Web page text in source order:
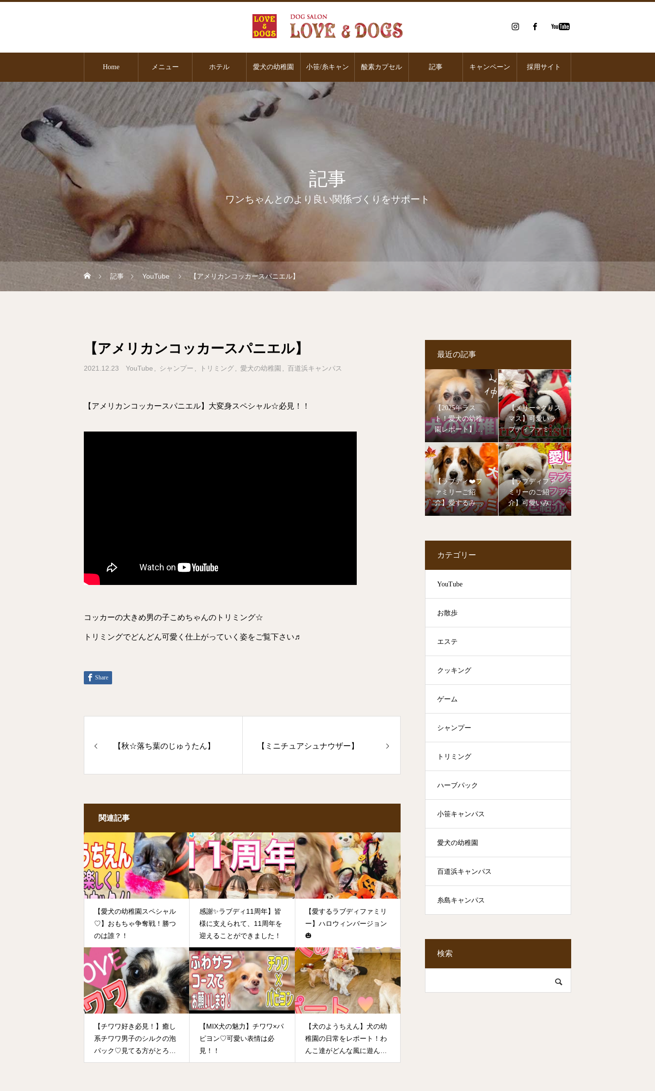
Home メニュー ホテル 愛犬の幼稚園 小笹/糸キャン 酸素カプセル 記事 キャンペーン 採用サイト
記事
ワンちゃんとのより良い関係づくりをサポート
記事 YouTube 【アメリカンコッカースパニエル】
【アメリカンコッカースパニエル】
2021.12.23 YouTube シャンプー トリミング 愛犬の幼稚園 百道浜キャンパス
【アメリカンコッカースパニエル】大変身スペシャル☆必見！！
コッカーの大きめ男の子こめちゃんのトリミング☆
トリミングでどんどん可愛く仕上がっていく姿をご覧下さい♬
Share
【秋☆落ち葉のじゅうたん】 【ミニチュアシュナウザー】
関連記事
【愛犬の幼稚園スペシャル
♡】おもちゃ争奪戦！勝つ
のは誰？！
感謝✨ラブディ11周年】皆
様に支えられて、11周年を
迎えることができました！
【愛するラブディファミリ
ー】ハロウィンバージョン
🎃
【チワワ好き必見！】癒し
系チワワ男子のシルクの泡
パック♡見てる方がとろ～
んと優しい気持ちになって
【MIX犬の魅力】チワワ×パ
ピヨン♡可愛い表情は必
見！！
【犬のようちえん】犬の幼
稚園の日常をレポート！わ
んこ達がどんな風に遊んで
るのか？！
最近の記事
【2025年ラス
ト！愛犬の幼稚
園レポート】今
年もたくさんの
子達が幼稚園デ
ビューしました
🥰
【メリー⭐️クリス
マス】可愛いラ
ブディファミリ
ーご紹介❤️
【ラブディ❤️フ
ァミリーご紹
介】愛するみん
なの笑顔をお届
【ラブディファ
ミリーのご紹
介】可愛いみん
なのお姿を見て
カテゴリー
YouTube
お散歩
エステ
クッキング
ゲーム
シャンプー
トリミング
ハーブパック
小笹キャンパス
愛犬の幼稚園
百道浜キャンパス
糸島キャンパス
検索